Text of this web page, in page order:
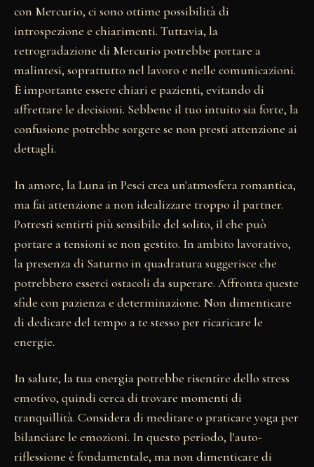
con Mercurio, ci sono ottime possibilità di
introspezione e chiarimenti. Tuttavia, la
retrogradazione di Mercurio potrebbe portare a
malintesi, soprattutto nel lavoro e nelle comunicazioni.
È importante essere chiari e pazienti, evitando di
affrettare le decisioni. Sebbene il tuo intuito sia forte, la
confusione potrebbe sorgere se non presti attenzione ai
dettagli.
In amore, la Luna in Pesci crea un'atmosfera romantica,
ma fai attenzione a non idealizzare troppo il partner.
Potresti sentirti più sensibile del solito, il che può
portare a tensioni se non gestito. In ambito lavorativo,
la presenza di Saturno in quadratura suggerisce che
potrebbero esserci ostacoli da superare. Affronta queste
sfide con pazienza e determinazione. Non dimenticare
di dedicare del tempo a te stesso per ricaricare le
energie.
In salute, la tua energia potrebbe risentire dello stress
emotivo, quindi cerca di trovare momenti di
tranquillità. Considera di meditare o praticare yoga per
bilanciare le emozioni. In questo periodo, l'auto-
riflessione è fondamentale, ma non dimenticare di